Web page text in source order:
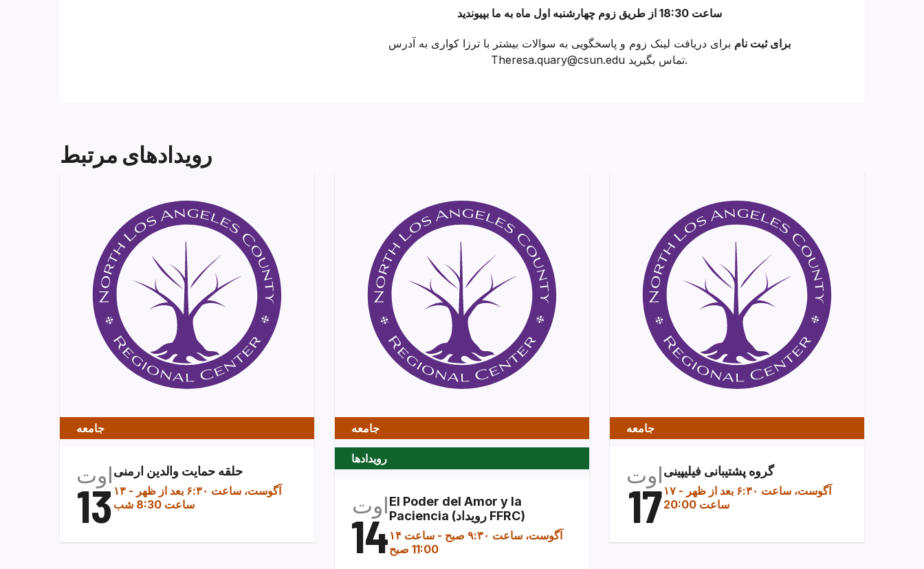
ساعت 18:30 از طریق زوم چهارشنبه اول ماه به ما بپیوندید
برای ثبت نام برای دریافت لینک زوم و پاسخگویی به سوالات بیشتر با ترزا کواری به آدرس
Theresa.quary@csun.edu تماس بگیرید.
رویدادهای مرتبط
جامعه
اوت
13
حلقه حمایت والدین ارمنی
۱۳ آگوست، ساعت ۶:۳۰ بعد از ظهر
-
ساعت 8:30 شب
جامعه
رویدادها
اوت
14
El Poder del Amor y la
Paciencia (رویداد FFRC)
۱۴ آگوست، ساعت ۹:۳۰ صبح - ساعت
11:00 صبح
جامعه
اوت
17
گروه پشتیبانی فیلیپینی
۱۷ آگوست، ساعت ۶:۳۰ بعد از ظهر
-
ساعت 20:00